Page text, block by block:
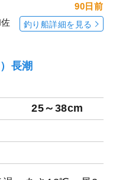
90日前
釣り船詳細を見る
長潮
25～38cm